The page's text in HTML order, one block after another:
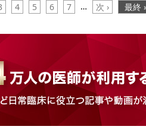
4 5 6 7 … 次 › 最終